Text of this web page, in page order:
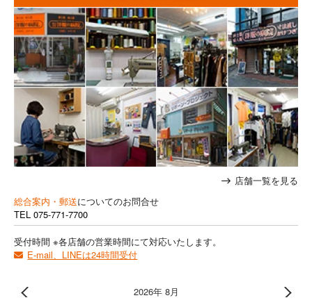
店舗一覧を見る
総合案内・郵送についてのお問合せ
TEL 075-771-7700
受付時間 ※各店舗の営業時間にて対応いたします。
E-mail、LINEは24時間受付
2026年 8月